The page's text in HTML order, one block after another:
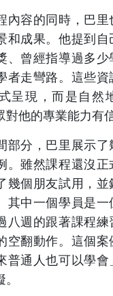
內容的同時，巴
和成果。他提到
、曾經指導過多
者走彎路。這些
呈現，而是自然
他的專業能力有信
部分，巴里展示
。雖然課程還沒
幾個朋友試用，並
其中一個學員是
八週的跟著課程練
空翻動作。這個
普通人也可以學